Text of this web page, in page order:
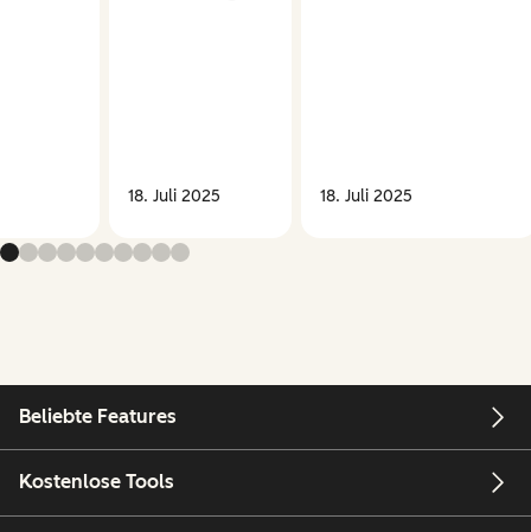
18. Juli 2025 18. Juli 2025
Beliebte Features
Kostenlose Tools